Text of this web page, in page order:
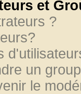
et
?
un
le